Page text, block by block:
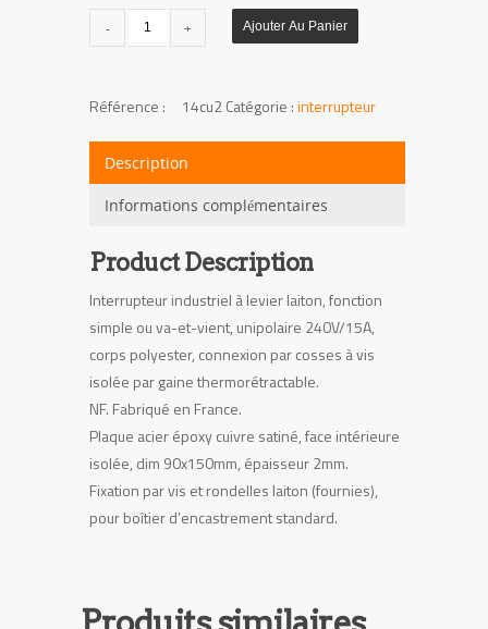
quantité
de
quad
rectangle
Ajouter Au Panier
UGS :
14cu2Catégorie :interrupteur
Description
Informations complémentaires
Product Description
Interrupteur industriel à levier laiton, fonction
simple ou va-et-vient, unipolaire 240V/15A,
corps polyester, connexion par cosses à vis
isolée par gaine thermorétractable.
NF. Fabriqué en France.
Plaque acier époxy cuivre satiné, face intérieure
isolée, dim 90x150mm, épaisseur 2mm.
Fixation par vis et rondelles laiton (fournies),
pour boîtier d’encastrement standard.